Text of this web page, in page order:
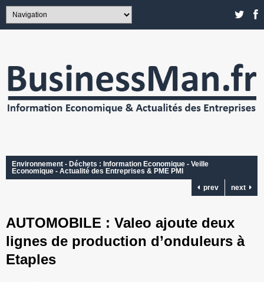
Environnement - Déchets : Information Economique - Veille
Economique - Actualité des Entreprises & PME PMI
prev
next
AUTOMOBILE : Valeo ajoute deux
lignes de production d’onduleurs à
Etaples